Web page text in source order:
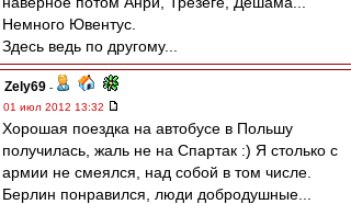
Немного Ювентус.
Здесь ведь по другому...
Zely69 -
01 июл 2012 13:32
Хорошая поездка на автобусе в Польшу
получилась, жаль не на Спартак :) Я столько с
армии не смеялся, над собой в том числе.
Берлин понравился, люди добродушные...